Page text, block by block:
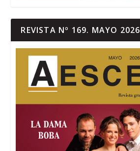
REVISTA Nº 169. MAYO 2026